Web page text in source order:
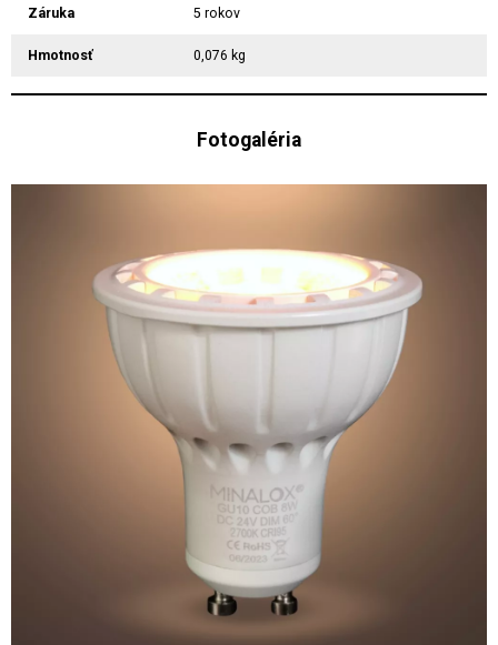
Záruka 5 rokov
Hmotnosť 0,076 kg
Fotogaléria